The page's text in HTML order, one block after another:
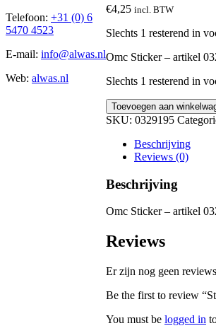
€4,25 incl. BTW
Slechts 1 resterend in
Omc Sticker – artikel
Slechts 1 resterend in
Sticker
quantity
Toevoegen aan
SKU: 0329195
Beschrijving
Reviews (0)
Beschrijving
Omc Sticker – artikel
Reviews
Er zijn nog geen
Be the first to review
You must be logged in
Telefoon: +31 (0) 6
5470 4523
E-mail: info@alwas.nl
Web: alwas.nl